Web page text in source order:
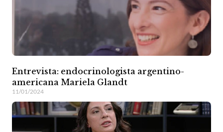
Entrevista: endocrinologista argentino-
americana Mariela Glandt
11/01/2024